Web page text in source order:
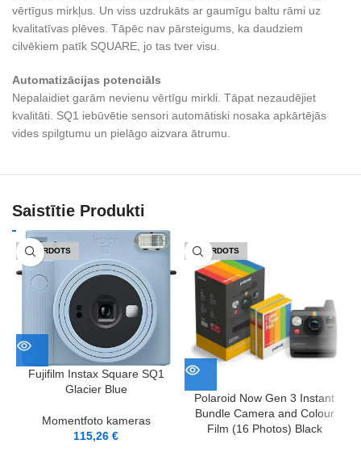
vērtīgus mirkļus. Un viss uzdrukāts ar gaumīgu baltu rāmi uz
kvalitatīvas plēves. Tāpēc nav pārsteigums, ka daudziem
cilvēkiem patīk SQUARE, jo tas tver visu.
Automatizācijas potenciāls
Nepalaidiet garām nevienu vērtīgu mirkli. Tāpat nezaudējiet
kvalitāti. SQ1 iebūvētie sensori automātiski nosaka apkārtējās
vides spilgtumu un pielāgo aizvara ātrumu.
Saistītie Produkti
IZPĀRDOTS
Fujifilm Instax Square SQ1
Glacier Blue
Momentfoto kameras
115,26€
IZPĀRDOTS
Polaroid Now Gen 3 Instant
Bundle Camera and Colour
Film (16 Photos) Black